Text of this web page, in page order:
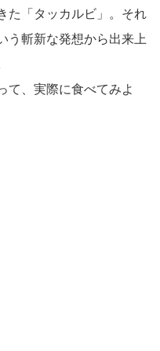
た「タッカルビ」。それ
う斬新な発想から出来上
て、実際に食べてみよ